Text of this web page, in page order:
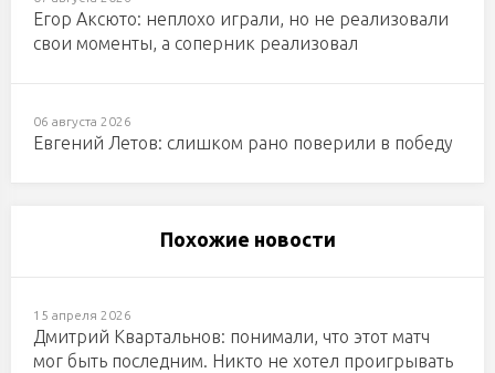
Егор Аксюто: неплохо играли, но не реализовали
свои моменты, а соперник реализовал
06 августа 2026
Евгений Летов: слишком рано поверили в победу
Похожие новости
15 апреля 2026
Дмитрий Квартальнов: понимали, что этот матч
мог быть последним. Никто не хотел проигрывать